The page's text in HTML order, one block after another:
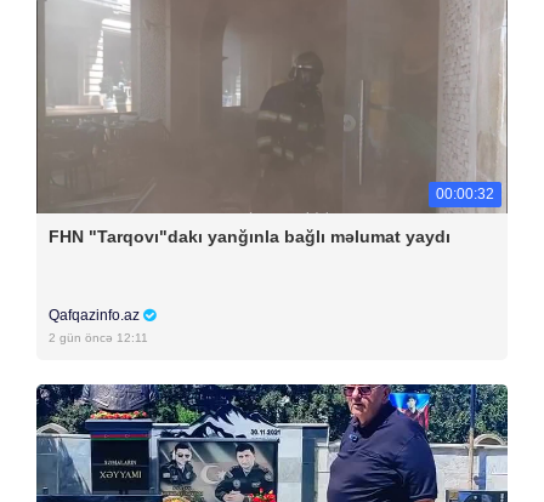
00:00:32
FHN "Tarqovı"dakı yanğınla bağlı məlumat yaydı
Qafqazinfo.az
2 gün öncə 12:11